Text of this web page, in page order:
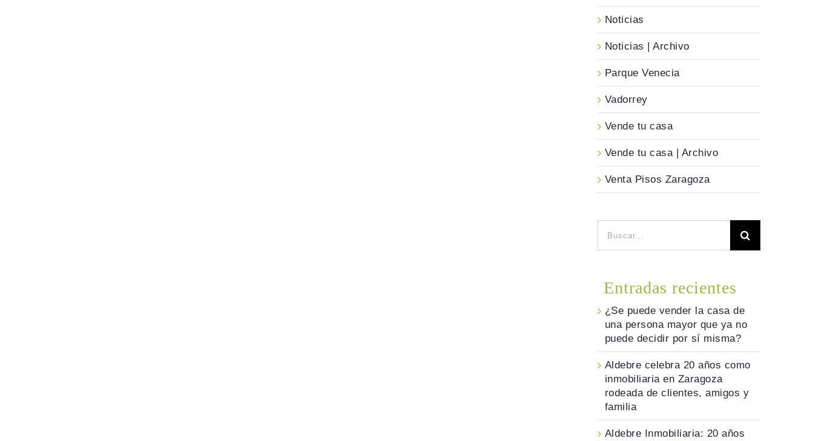
Noticias
Noticias | Archivo
Parque Venecia
Vadorrey
Vende tu casa
Vende tu casa | Archivo
Venta Pisos Zaragoza
Entradas recientes
¿Se puede vender la casa de
una persona mayor que ya no
puede decidir por sí misma?
Aldebre celebra 20 años como
inmobiliaria en Zaragoza
rodeada de clientes, amigos y
familia
Aldebre Inmobiliaria: 20 años